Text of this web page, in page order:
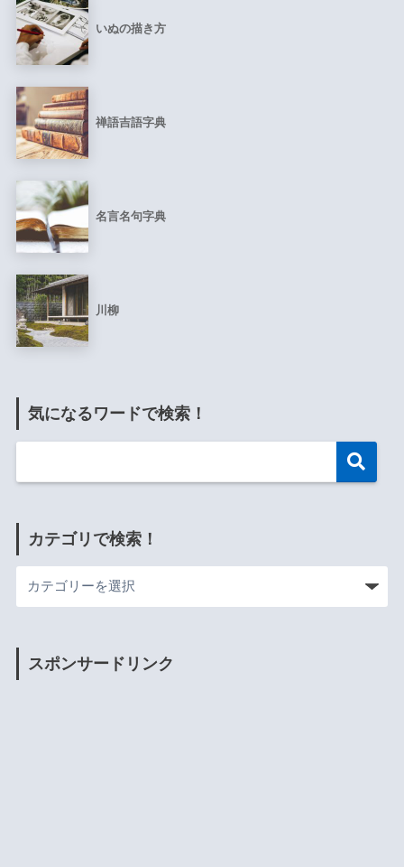
いぬの描き方
禅語吉語字典
名言名句字典
川柳
気になるワードで検索！
カテゴリで検索！
スポンサードリンク